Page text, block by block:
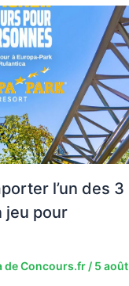
l’un des 3
jeu pour
de Concours.fr / 5 août